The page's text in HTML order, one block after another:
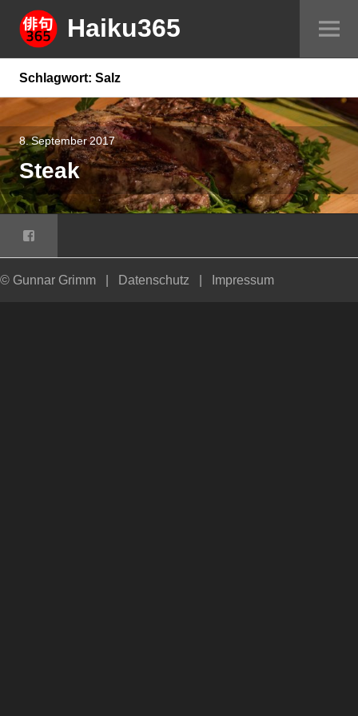
Springe
zum
Inhalt
Haiku365
Schlagwort: Salz
8. September 2017
Steak
Facebook
© Gunnar Grimm | Datenschutz | Impressum